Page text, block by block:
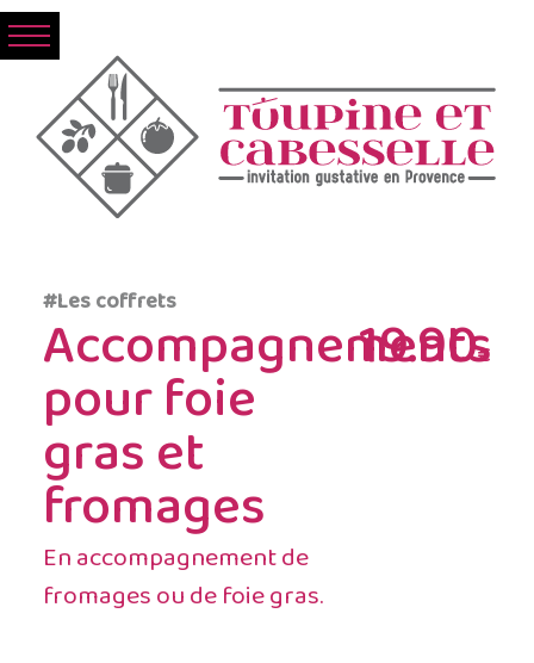
#Les coffrets
Accompagnements
pour foie
gras et
fromages
En accompagnement de
fromages ou de foie gras.
19.90€